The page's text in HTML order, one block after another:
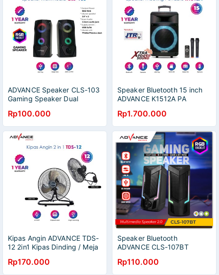
ADVANCE Speaker CLS-103
Gaming Speaker Dual
Rp100.000
Speaker Bluetooth 15 inch
ADVANCE K1512A PA
Portable Free Mic Wireless
Rp1.700.000
Kipas Angin ADVANCE TDS-
12 2in1 Kipas Dinding / Meja
Rp170.000
Speaker Bluetooth
ADVANCE CLS-107BT
Speaker RGB
Rp110.000